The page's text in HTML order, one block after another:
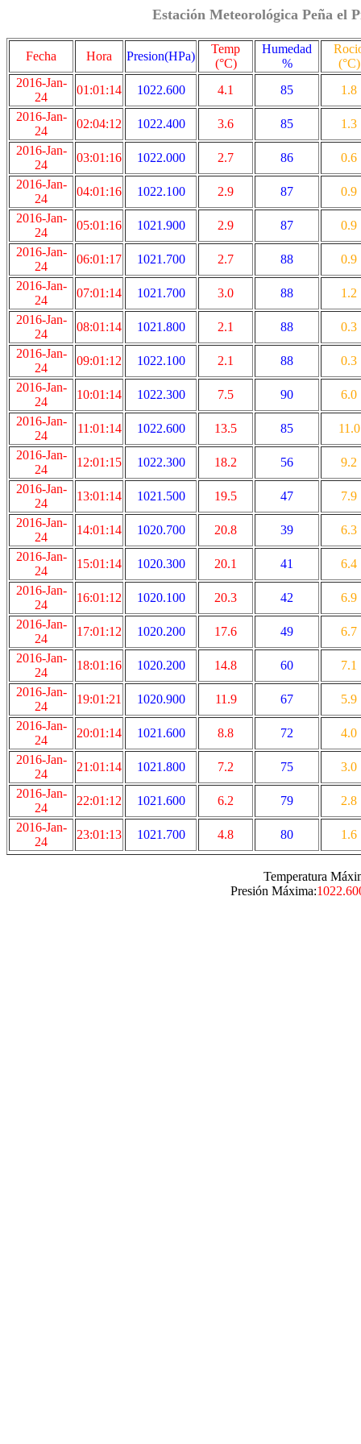
Estación Meteorológica Peña el
Fecha Hora Presion(HPa)
Temp
(°C)
Humedad
%
(°C)
2016-Jan-
24
01:01:14 1022.600 4.1 85
1.8
2016-Jan-
24
02:04:12 1022.400 3.6 85
1.3
2016-Jan-
24
03:01:16 1022.000 2.7 86
0.6
2016-Jan-
24
04:01:16 1022.100 2.9 87
0.9
2016-Jan-
24
05:01:16 1021.900 2.9 87
0.9
2016-Jan-
24
06:01:17 1021.700 2.7 88
0.9
2016-Jan-
24
07:01:14 1021.700 3.0 88
1.2
2016-Jan-
24
08:01:14 1021.800 2.1 88
0.3
2016-Jan-
24
09:01:12 1022.100 2.1 88
0.3
2016-Jan-
24
10:01:14 1022.300 7.5 90
6.0
2016-Jan-
24
11:01:14 1022.600 13.5 85
11.0
2016-Jan-
24
12:01:15 1022.300 18.2 56
9.2
2016-Jan-
24
13:01:14 1021.500 19.5 47
7.9
2016-Jan-
24
14:01:14 1020.700 20.8 39
6.3
2016-Jan-
24
15:01:14 1020.300 20.1 41
6.4
2016-Jan-
24
16:01:12 1020.100 20.3 42
6.9
2016-Jan-
24
17:01:12 1020.200 17.6 49
6.7
2016-Jan-
24
18:01:16 1020.200 14.8 60
7.1
2016-Jan-
24
19:01:21 1020.900 11.9 67
5.9
2016-Jan-
24
20:01:14 1021.600 8.8 72
4.0
2016-Jan-
24
21:01:14 1021.800 7.2 75
3.0
2016-Jan-
24
22:01:12 1021.600 6.2 79
2.8
2016-Jan-
24
23:01:13 1021.700 4.8 80 1.6
Temperatura
Presión Máxima: